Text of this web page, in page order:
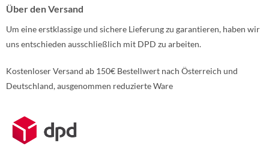
Über den Versand
Um eine erstklassige und sichere Lieferung zu garantieren, haben wir
uns entschieden ausschließlich mit DPD zu arbeiten.
Kostenloser Versand ab 150€ Bestellwert nach Österreich und
Deutschland, ausgenommen reduzierte Ware